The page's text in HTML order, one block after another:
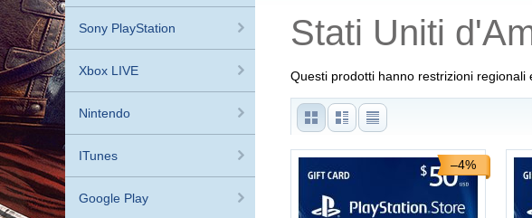
Sony PlayStation
Xbox LIVE
Nintendo
ITunes
Google Play
Stati Uniti
Questi prodotti hanno restrizioni regionali
–4%